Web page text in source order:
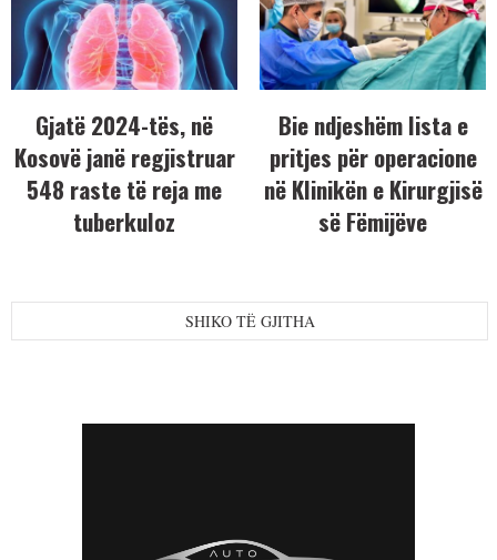
Gjatë 2024-tës, në
Kosovë janë regjistruar
548 raste të reja me
tuberkuloz
Bie ndjeshëm lista e
pritjes për operacione
në Klinikën e Kirurgjisë
së Fëmijëve
SHIKO TË GJITHA